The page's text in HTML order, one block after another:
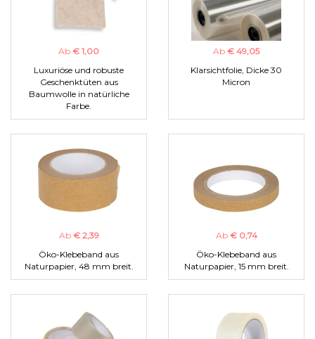
Ab € 1,00
Luxuriöse und robuste
Geschenktüten aus
Baumwolle in natürliche
Farbe.
Ab € 49,05
Klarsichtfolie, Dicke 30
Micron
Ab € 2,39
Öko-Klebeband aus
Naturpapier, 48 mm breit.
Ab € 0,74
Öko-Klebeband aus
Naturpapier, 15 mm breit.